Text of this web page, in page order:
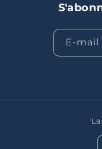
E-mail